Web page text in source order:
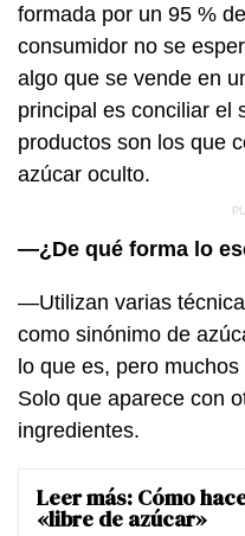
formada por un 95 %
consumidor no se
algo que se vende en
principal es conciliar el
productos son los que
azúcar oculto.
—¿De qué forma lo
—Utilizan varias
como sinónimo de
lo que es, pero
Solo que aparece con
ingredientes.
Leer más: Cómo
«libre de azúcar»